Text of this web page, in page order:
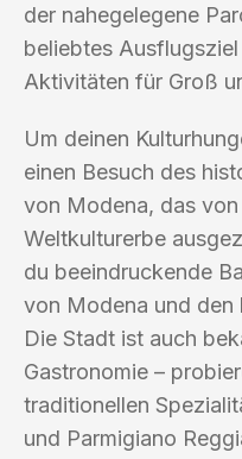
der nahegelegene
beliebtes
Aktivitäten für Groß
Um deinen
einen Besuch des
von Modena, das
Weltkulturerbe
du beeindruckende
von Modena und den
Die Stadt ist auch
Gastronomie –
traditionellen
und Parmigiano